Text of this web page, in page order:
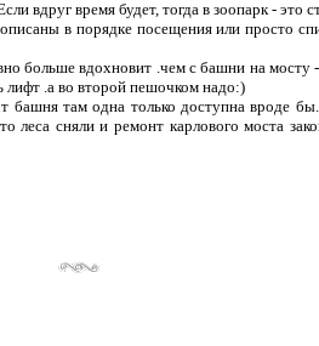
вдруг время будет, тогда в зоопарк - это
в порядке посещения или просто
больше вдохновит .чем с башни на
лифт .а во второй пешочком надо:)
башня там одна только доступна вроде
леса сняли и ремонт карлового моста